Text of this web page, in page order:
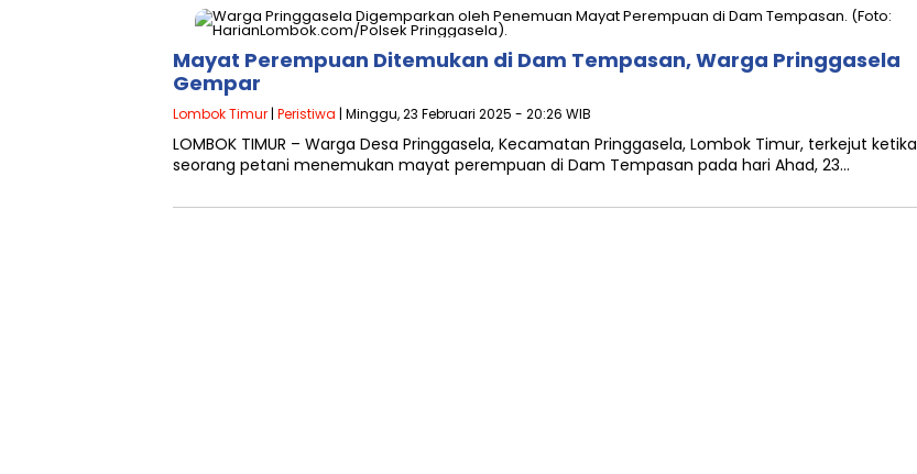
Mayat Perempuan Ditemukan di Dam Tempasan, Warga Pringgasela
Gempar
Lombok Timur | Peristiwa | Minggu, 23 Februari 2025 - 20:26 WIB
LOMBOK TIMUR – Warga Desa Pringgasela, Kecamatan Pringgasela, Lombok Timur, terkejut ketika
seorang petani menemukan mayat perempuan di Dam Tempasan pada hari Ahad, 23…